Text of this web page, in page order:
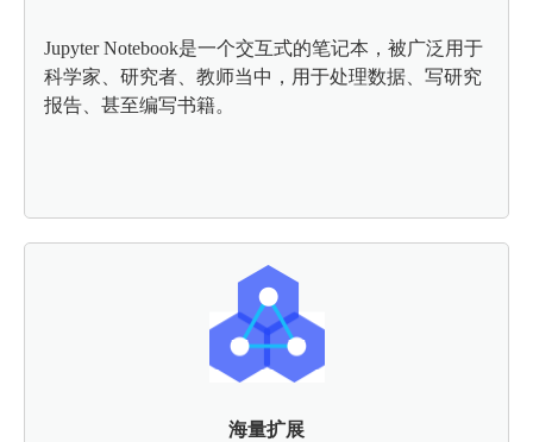
Jupyter Notebook是一个交互式的笔记本，被广泛用于
科学家、研究者、教师当中，用于处理数据、写研究
报告、甚至编写书籍。
海量扩展